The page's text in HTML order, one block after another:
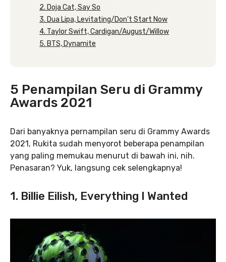
2. Doja Cat, Say So
3. Dua Lipa, Levitating/Don’t Start Now
4. Taylor Swift, Cardigan/August/Willow
5. BTS, Dynamite
5 Penampilan Seru di Grammy
Awards 2021
Dari banyaknya pernampilan seru di Grammy Awards
2021, Rukita sudah menyorot beberapa penampilan
yang paling memukau menurut di bawah ini, nih.
Penasaran? Yuk, langsung cek selengkapnya!
1. Billie Eilish, Everything I Wanted